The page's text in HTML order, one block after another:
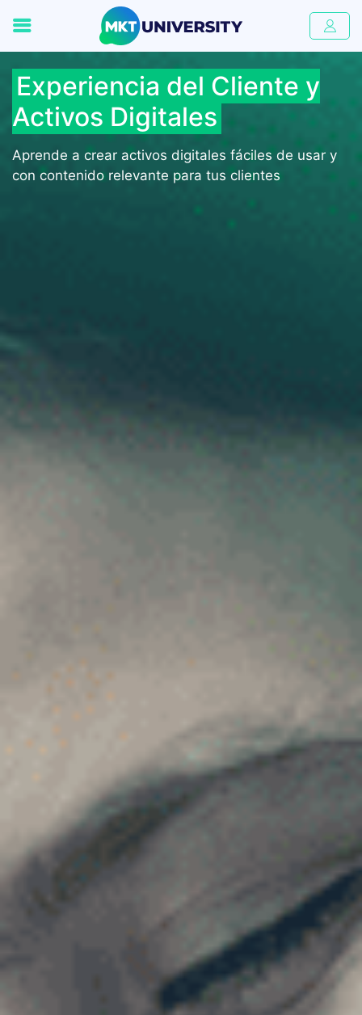
Experiencia del Cliente y
Activos Digitales
Aprende a crear activos digitales fáciles de usar y
con contenido relevante para tus clientes